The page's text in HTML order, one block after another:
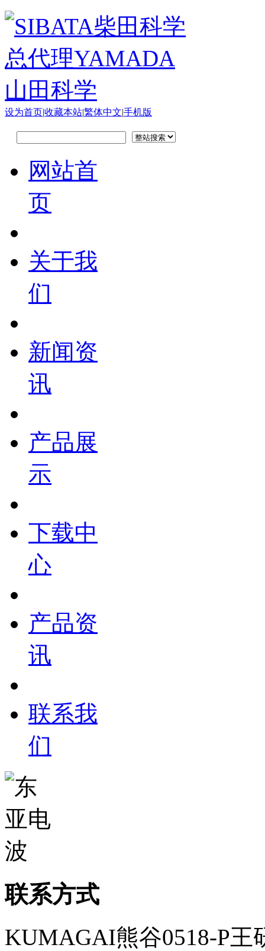
设为首页|收藏本站|繁体中文|手机版
网站首
页
关于我
们
新闻资
讯
产品展
示
下载中
心
产品资
讯
联系我
们
联系方式
KUMAGAI熊谷0518-P王